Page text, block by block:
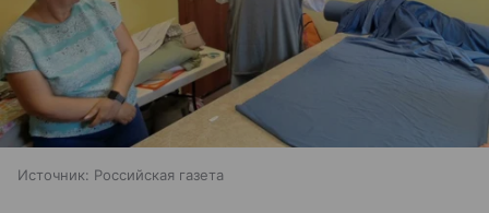
Источник: Российская газета